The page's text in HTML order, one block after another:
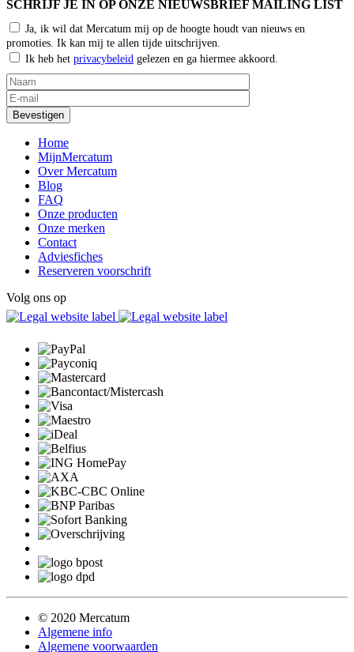
SCHRIJF JE IN OP ONZE NIEUWSBRIEF MAILING LIST
Ja, ik wil dat Mercatum mij op de hoogte houdt van nieuws en
promoties. Ik kan mij te allen tijde uitschrijven.
Ik heb het privacybeleid gelezen en ga hiermee akkoord.
Home
MijnMercatum
Over Mercatum
Blog
FAQ
Onze producten
Onze merken
Contact
Adviesfiches
Reserveren voorschrift
Volg ons op
© 2020 Mercatum
Algemene info
Algemene voorwaarden